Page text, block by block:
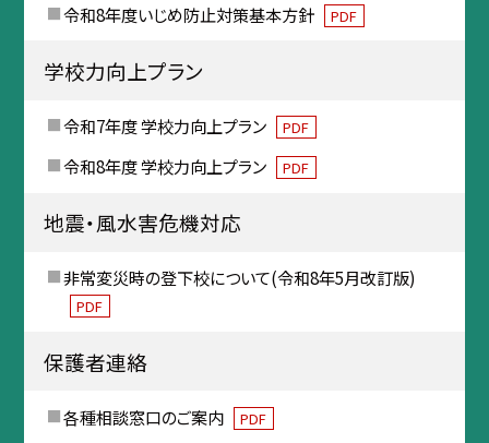
令和8年度いじめ防止対策基本方針 PDF
学校力向上プラン
令和7年度 学校力向上プラン PDF
令和8年度 学校力向上プラン PDF
地震・風水害危機対応
非常変災時の登下校について(令和8年5月改訂版)
PDF
保護者連絡
各種相談窓口のご案内 PDF